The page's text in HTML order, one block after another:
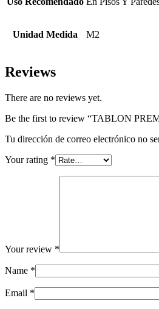
Unidad Medida M2
Reviews
There are no reviews yet.
Be the first to review “TABLON
Tu dirección de correo electrónico no
Your rating *
Your review *
Name *
Email *